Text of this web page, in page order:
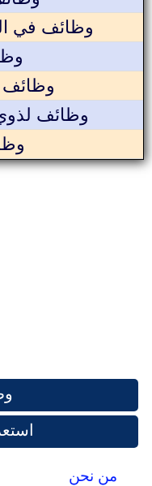
وظائف في
وظائف
وظائف
من نحن